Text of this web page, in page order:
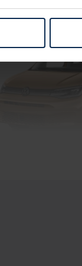
Weg zu Ihrem
verfügbar